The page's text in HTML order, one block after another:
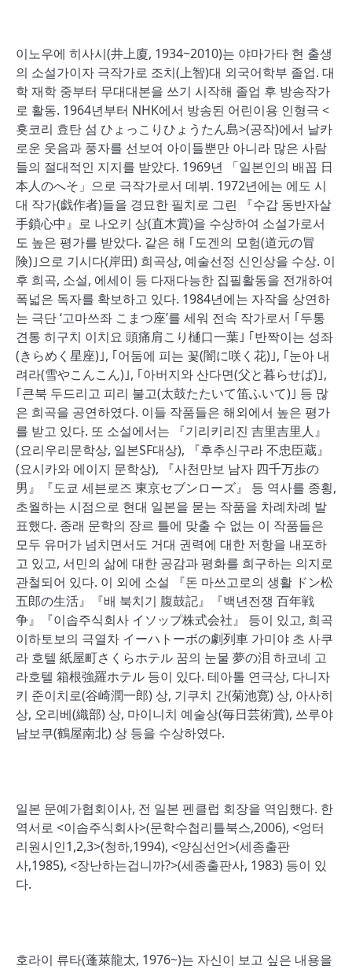
이노우에 히사시(井上廈, 1934~2010)는 야마가타 현 출생
의 소설가이자 극작가로 조치(上智)대 외국어학부 졸업. 대
학 재학 중부터 무대대본을 쓰기 시작해 졸업 후 방송작가
로 활동. 1964년부터 NHK에서 방송된 어린이용 인형극 <
횻코리 효탄 섬 ひょっこりひょうたん島>(공작)에서 날카
로운 웃음과 풍자를 선보여 아이들뿐만 아니라 많은 사람
들의 절대적인 지지를 받았다. 1969년 「일본인의 배꼽 日
本人のへそ」으로 극작가로서 데뷔. 1972년에는 에도 시
대 작가(戯作者)들을 경묘한 필치로 그린 『수갑 동반자살
手鎖心中』로 나오키 상(直木賞)을 수상하여 소설가로서
도 높은 평가를 받았다. 같은 해 ｢도겐의 모험(道元の冒
険)｣으로 기시다(岸田) 희곡상, 예술선정 신인상을 수상. 이
후 희곡, 소설, 에세이 등 다재다능한 집필활동을 전개하여
폭넓은 독자를 확보하고 있다. 1984년에는 자작을 상연하
는 극단 ‘고마쓰좌 こまつ座’를 세워 전속 작가로서 ｢두통
견통 히구치 이치요 頭痛肩こり樋口一葉｣ ｢반짝이는 성좌
(きらめく星座)｣, ｢어둠에 피는 꽃(闇に咲く花)｣, ｢눈아 내
려라(雪やこんこん)｣, ｢아버지와 산다면(父と暮らせば)｣,
｢큰북 두드리고 피리 불고(太鼓たたいて笛ふいて)｣ 등 많
은 희곡을 공연하였다. 이들 작품들은 해외에서 높은 평가
를 받고 있다. 또 소설에서는 『기리키리진 吉里吉里人』
(요리우리문학상, 일본SF대상), 『후추신구라 不忠臣蔵』
(요시카와 에이지 문학상), 『사천만보 남자 四千万歩の
男』『도쿄 세븐로즈 東京セブンローズ』 등 역사를 종횡,
초월하는 시점으로 현대 일본을 묻는 작품을 차례차례 발
표했다. 종래 문학의 장르 틀에 맞출 수 없는 이 작품들은
모두 유머가 넘치면서도 거대 권력에 대한 저항을 내포하
고 있고, 서민의 삶에 대한 공감과 평화를 희구하는 의지로
관철되어 있다. 이 외에 소설 『돈 마쓰고로의 생활 ドン松
五郎の生活』『배 북치기 腹鼓記』『백년전쟁 百年戦
争』『이솝주식회사 イソップ株式会社』 등이 있고, 희곡
이하토보의 극열차 イーハトーボの劇列車 가미야 초 사쿠
라 호텔 紙屋町さくらホテル 꿈의 눈물 夢の泪 하코네 고
라호텔 箱根強羅ホテル 등이 있다. 테아톨 연극상, 다니자
키 준이치로(谷崎潤一郎) 상, 기쿠치 간(菊池寛) 상, 아사히
상, 오리베(織部) 상, 마이니치 예술상(毎日芸術賞), 쓰루야
남보쿠(鶴屋南北) 상 등을 수상하였다.
일본 문예가협회이사, 전 일본 펜클럽 회장을 역임했다. 한
역서로 <이솝주식회사>(문학수첩리틀북스,2006), <엉터
리원시인1,2,3>(청하,1994), <양심선언>(세종출판
사,1985), <장난하는겁니까?>(세종출판사, 1983) 등이 있
다.
호라이 류타(蓬萊龍太, 1976~)는 자신이 보고 싶은 내용을